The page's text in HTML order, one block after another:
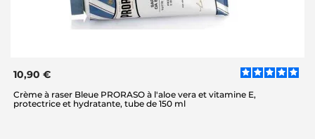
10,90 €
Crème à raser Bleue PRORASO à l'aloe vera et vitamine E,
protectrice et hydratante, tube de 150 ml